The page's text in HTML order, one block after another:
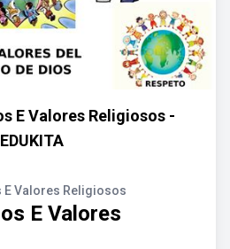
E Valores Religiosos -
EDUKITA
E Valores Religiosos
E Valores